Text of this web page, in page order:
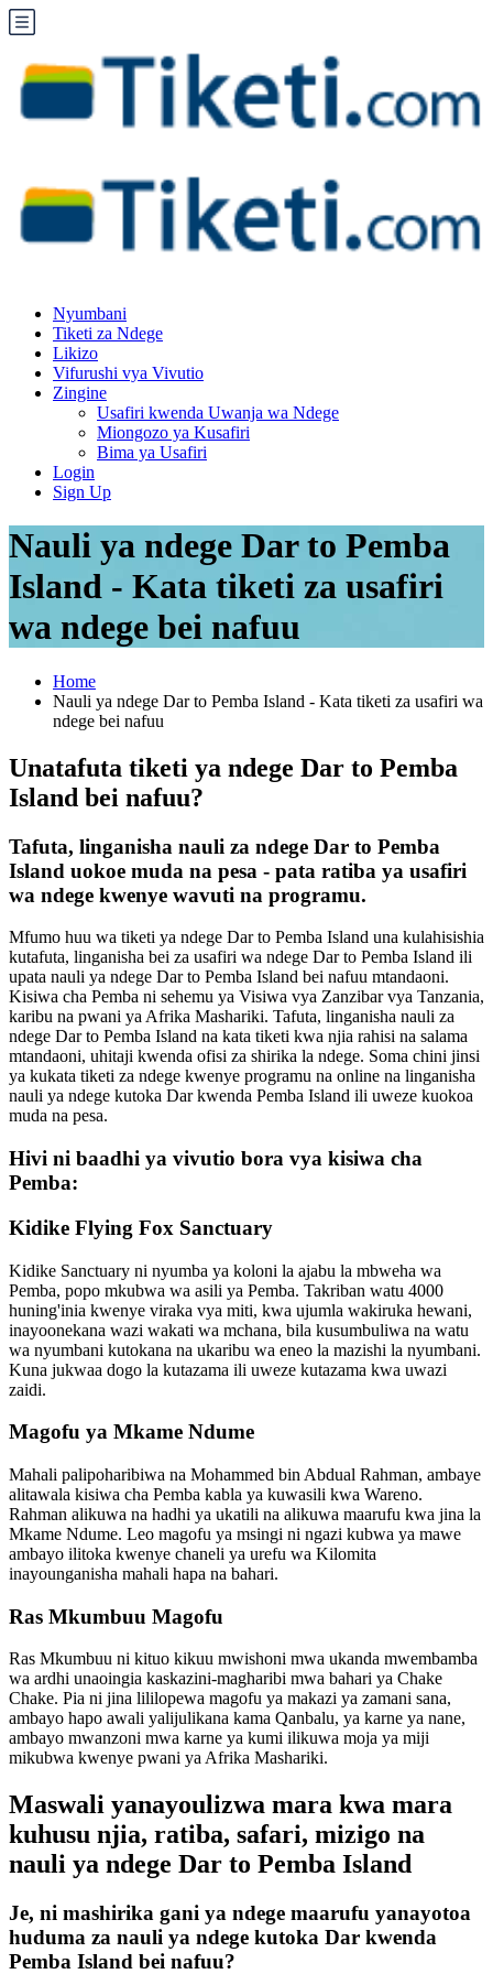
Nyumbani
Tiketi za Ndege
Likizo
Vifurushi vya Vivutio
Zingine
Usafiri kwenda Uwanja wa Ndege
Miongozo ya Kusafiri
Bima ya Usafiri
Login
Sign Up
Nauli ya ndege Dar to Pemba
Island - Kata tiketi za usafiri
wa ndege bei nafuu
Home
Nauli ya ndege Dar to Pemba Island - Kata tiketi za usafiri wa
ndege bei nafuu
Unatafuta tiketi ya ndege Dar to Pemba
Island bei nafuu?
Tafuta, linganisha nauli za ndege Dar to Pemba
Island uokoe muda na pesa - pata ratiba ya usafiri
wa ndege kwenye wavuti na programu.
Mfumo huu wa tiketi ya ndege Dar to Pemba Island una kulahisishia
kutafuta, linganisha bei za usafiri wa ndege Dar to Pemba Island ili
upata nauli ya ndege Dar to Pemba Island bei nafuu mtandaoni.
Kisiwa cha Pemba ni sehemu ya Visiwa vya Zanzibar vya Tanzania,
karibu na pwani ya Afrika Mashariki. Tafuta, linganisha nauli za
ndege Dar to Pemba Island na kata tiketi kwa njia rahisi na salama
mtandaoni, uhitaji kwenda ofisi za shirika la ndege. Soma chini jinsi
ya kukata tiketi za ndege kwenye programu na online na linganisha
nauli ya ndege kutoka Dar kwenda Pemba Island ili uweze kuokoa
muda na pesa.
Hivi ni baadhi ya vivutio bora vya kisiwa cha
Pemba:
Kidike Flying Fox Sanctuary
Kidike Sanctuary ni nyumba ya koloni la ajabu la mbweha wa
Pemba, popo mkubwa wa asili ya Pemba. Takriban watu 4000
huning'inia kwenye viraka vya miti, kwa ujumla wakiruka hewani,
inayoonekana wazi wakati wa mchana, bila kusumbuliwa na watu
wa nyumbani kutokana na ukaribu wa eneo la mazishi la nyumbani.
Kuna jukwaa dogo la kutazama ili uweze kutazama kwa uwazi
zaidi.
Magofu ya Mkame Ndume
Mahali palipoharibiwa na Mohammed bin Abdual Rahman, ambaye
alitawala kisiwa cha Pemba kabla ya kuwasili kwa Wareno.
Rahman alikuwa na hadhi ya ukatili na alikuwa maarufu kwa jina la
Mkame Ndume. Leo magofu ya msingi ni ngazi kubwa ya mawe
ambayo ilitoka kwenye chaneli ya urefu wa Kilomita
inayounganisha mahali hapa na bahari.
Ras Mkumbuu Magofu
Ras Mkumbuu ni kituo kikuu mwishoni mwa ukanda mwembamba
wa ardhi unaoingia kaskazini-magharibi mwa bahari ya Chake
Chake. Pia ni jina lililopewa magofu ya makazi ya zamani sana,
ambayo hapo awali yalijulikana kama Qanbalu, ya karne ya nane,
ambayo mwanzoni mwa karne ya kumi ilikuwa moja ya miji
mikubwa kwenye pwani ya Afrika Mashariki.
Maswali yanayoulizwa mara kwa mara
kuhusu njia, ratiba, safari, mizigo na
nauli ya ndege Dar to Pemba Island
Je, ni mashirika gani ya ndege maarufu yanayotoa
huduma za nauli ya ndege kutoka Dar kwenda
Pemba Island bei nafuu?